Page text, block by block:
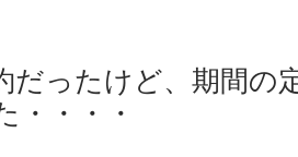
だったけど、期間の
・・・・